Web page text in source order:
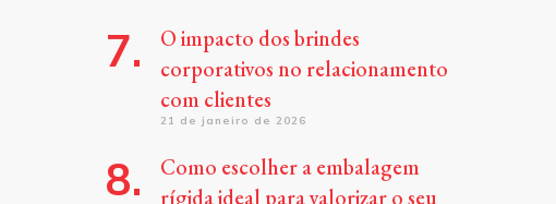
O impacto dos brindes
corporativos no relacionamento
com clientes
21 de janeiro de 2026
Como escolher a embalagem
rígida ideal para valorizar o seu